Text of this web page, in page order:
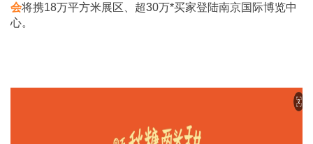
会将携18万平方米展区、超30万*买家登陆南京国际博览中
心。